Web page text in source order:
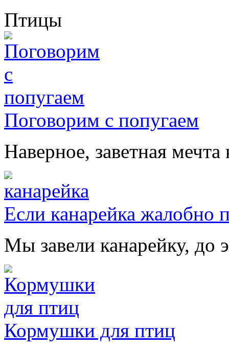
Птицы
Поговорим с попугаем
Наверное, заветная
Если канарейка жалобно
Мы завели канарейку, до
Кормушки для птиц